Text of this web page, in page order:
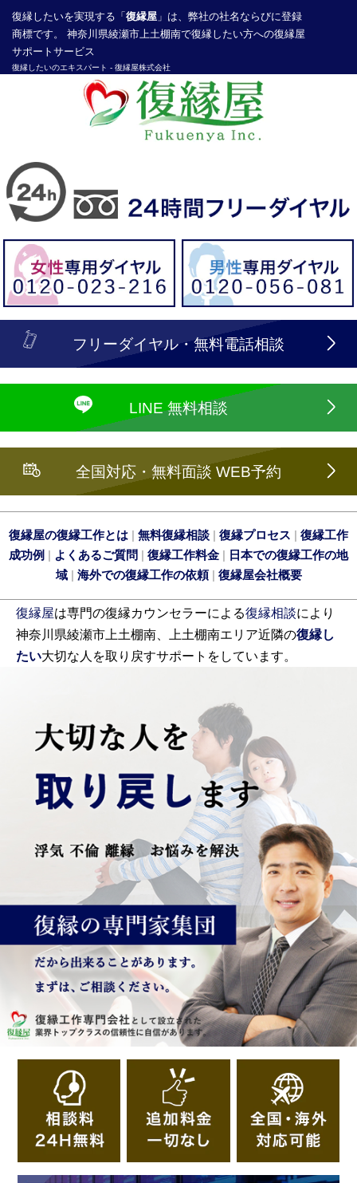
復縁したいを実現する「 復縁屋 」は、弊社の社名ならびに登録
商標です。 神奈川県綾瀬市上土棚南で復縁したい方への復縁屋
サポートサービス
復縁したいのエキスパート - 復縁屋株式会社
探偵業届出登録番号30210286号
フリーダイヤル・無料電話相談
LINE 無料相談
全国対応・無料面談 WEB予約
復縁屋の復縁工作とは | 無料復縁相談 | 復縁プロセス | 復縁工作
成功例 | よくあるご質問 | 復縁工作料金 | 日本での復縁工作の地
域| 海外での復縁工作の依頼| 復縁屋会社概要
復縁屋は専門の復縁カウンセラーによる復縁相談により
神奈川県綾瀬市上土棚南、上土棚南エリア近隣の復縁し
たい大切な人を取り戻すサポートをしています。